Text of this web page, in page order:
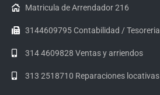
Matricula de Arrendador 216
3144609795 Contabilidad / Tesoreria
314 4609828 Ventas y arriendos
313 2518710 Reparaciones locativas